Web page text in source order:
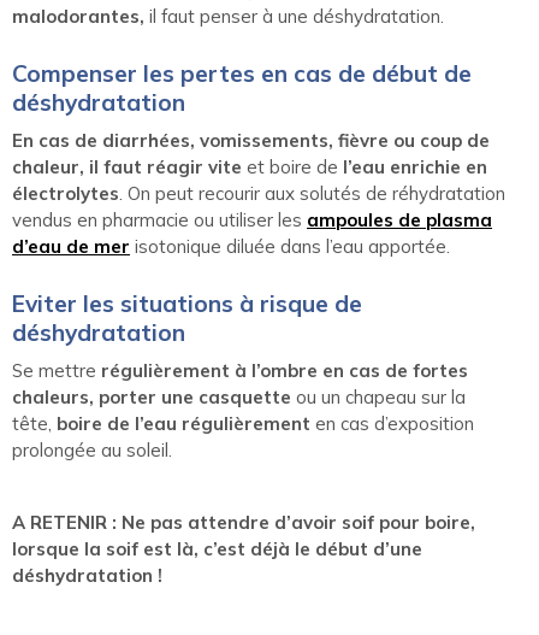
malodorantes, il faut penser à une déshydratation.
Compenser les pertes en cas de début de
déshydratation
En cas de diarrhées, vomissements, fièvre ou coup de
chaleur, il faut réagir vite et boire de l’eau enrichie en
électrolytes. On peut recourir aux solutés de réhydratation
vendus en pharmacie ou utiliser les ampoules de plasma
d’eau de mer isotonique diluée dans l’eau apportée.
Eviter les situations à risque de
déshydratation
Se mettre régulièrement à l’ombre en cas de fortes
chaleurs, porter une casquette ou un chapeau sur la
tête, boire de l’eau régulièrement en cas d’exposition
prolongée au soleil.
A RETENIR : Ne pas attendre d’avoir soif pour boire,
lorsque la soif est là, c’est déjà le début d’une
déshydratation !